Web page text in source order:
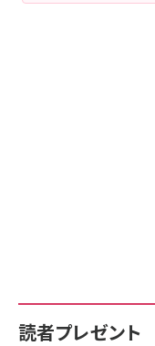
読者プレゼント